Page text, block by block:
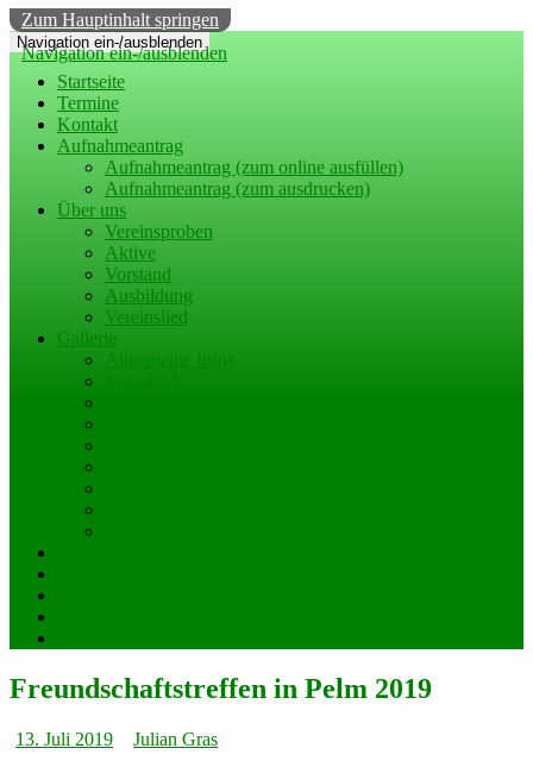
Zum Hauptinhalt springen
Navigation ein-/ausblenden
Navigation ein-/ausblenden
Startseite
Termine
Kontakt
Aufnahmeantrag
Aufnahmeantrag (zum online ausfüllen)
Aufnahmeantrag (zum ausdrucken)
Über uns
Vereinsproben
Aktive
Vorstand
Ausbildung
Vereinslied
Gallerie
Freundschaftstreffen in Pelm 2019
Datum:
13. Juli 2019 Autor:
Julian Gras